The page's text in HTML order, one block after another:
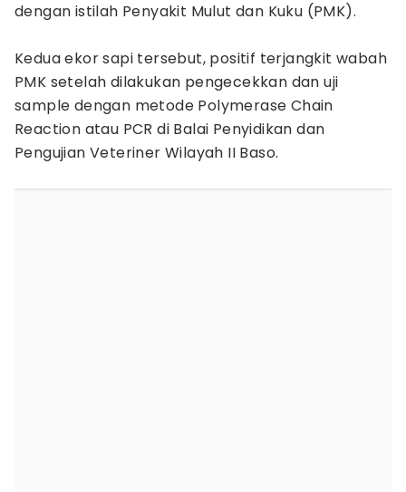
dengan istilah Penyakit Mulut dan Kuku (PMK).
Kedua ekor sapi tersebut, positif terjangkit wabah
PMK setelah dilakukan pengecekkan dan uji
sample dengan metode Polymerase Chain
Reaction atau PCR di Balai Penyidikan dan
Pengujian Veteriner Wilayah II Baso.